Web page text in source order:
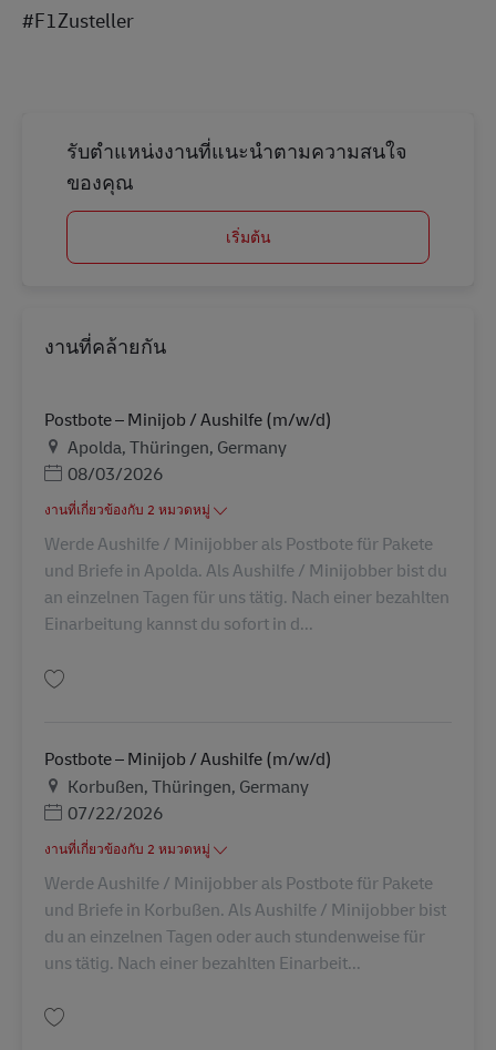
#F1Zusteller
รับตำแหน่งงานที่แนะนำตามความสนใจ
ของคุณ
เริ่มต้น
งานที่คล้ายกัน
Postbote – Minijob / Aushilfe (m/w/d)
สถานที่
Apolda, Thüringen, Germany
Posted Date
08/03/2026
งานที่เกี่ยวข้องกับ 2 หมวดหมู่
Werde Aushilfe / Minijobber als Postbote für Pakete
und Briefe in Apolda. Als Aushilfe / Minijobber bist du
an einzelnen Tagen für uns tätig. Nach einer bezahlten
Einarbeitung kannst du sofort in d...
Postbote – Minijob / Aushilfe (m/w/d)
สถานที่
Korbußen, Thüringen, Germany
Posted Date
07/22/2026
งานที่เกี่ยวข้องกับ 2 หมวดหมู่
Werde Aushilfe / Minijobber als Postbote für Pakete
und Briefe in Korbußen. Als Aushilfe / Minijobber bist
du an einzelnen Tagen oder auch stundenweise für
uns tätig. Nach einer bezahlten Einarbeit...